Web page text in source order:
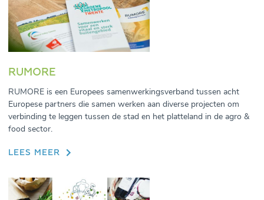
RUMORE
RUMORE is een Europees samenwerkingsverband tussen acht
Europese partners die samen werken aan diverse projecten om
verbinding te leggen tussen de stad en het platteland in de agro &
food sector.
LEES MEER